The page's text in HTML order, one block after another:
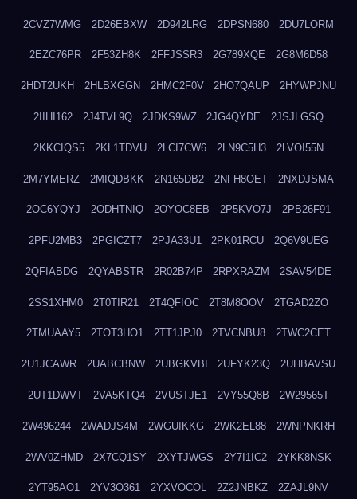
2CVZ7WMG 2D26EBXW 2D942LRG 2DPSN680 2DU7LORM
2EZC76PR 2F53ZH8K 2FFJSSR3 2G789XQE 2G8M6D58
2HDT2UKH 2HLBXGGN 2HMC2F0V 2HO7QAUP 2HYWPJNU
2IIHI162 2J4TVL9Q 2JDKS9WZ 2JG4QYDE 2JSJLGSQ
2KKCIQS5 2KL1TDVU 2LCI7CW6 2LN9C5H3 2LVOI55N
2M7YMERZ 2MIQDBKK 2N165DB2 2NFH8OET 2NXDJSMA
2OC6YQYJ 2ODHTNIQ 2OYOC8EB 2P5KVO7J 2PB26F91
2PFU2MB3 2PGICZT7 2PJA33U1 2PK01RCU 2Q6V9UEG
2QFIABDG 2QYABSTR 2R02B74P 2RPXRAZM 2SAV54DE
2SS1XHM0 2T0TIR21 2T4QFIOC 2T8M8OOV 2TGAD2ZO
2TMUAAY5 2TOT3HO1 2TT1JPJ0 2TVCNBU8 2TWC2CET
2U1JCAWR 2UABCBNW 2UBGKVBI 2UFYK23Q 2UHBAVSU
2UT1DWVT 2VA5KTQ4 2VUSTJE1 2VY55Q8B 2W29565T
2W496244 2WADJS4M 2WGUIKKG 2WK2EL88 2WNPNKRH
2WV0ZHMD 2X7CQ1SY 2XYTJWGS 2Y7I1IC2 2YKK8NSK
2YT95AO1 2YV3O361 2YXVOCOL 2Z2JNBKZ 2ZAJL9NV